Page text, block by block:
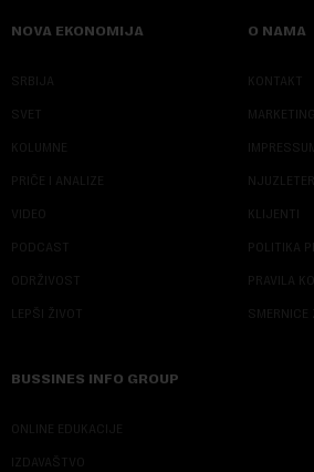
NOVA EKONOMIJA
SRBIJA
SVET
KOLUMNE
PRIČE I ANALIZE
VIDEO
PODCAST
ODRŽIVOST
LEPŠI ŽIVOT
O NAMA
KONTAKT
MARKETING
IMPRESSUM
NJUZLETER
KLIJENTI
POLITIKA
PRAVILA
SMERNICE
BUSSINES INFO GROUP
ONLINE EDUKACIJE
IZDAVAŠTVO